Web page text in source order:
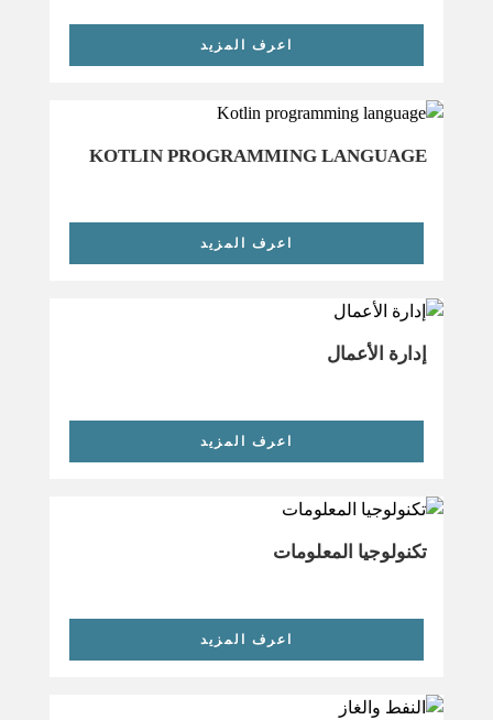
اعرف المزيد
KOTLIN PROGRAMMING LANGUAGE
اعرف المزيد
إدارة الأعمال
اعرف المزيد
تكنولوجيا المعلومات
اعرف المزيد